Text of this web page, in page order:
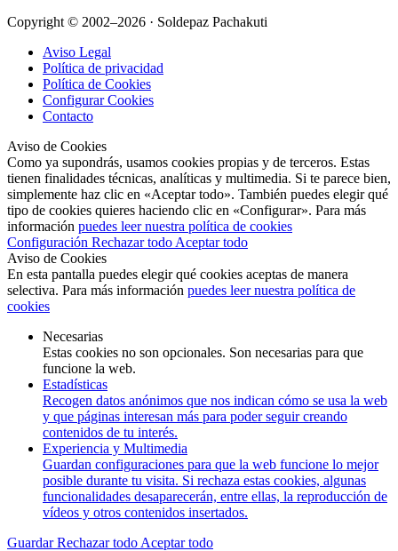
Copyright © 2002–2026 · Soldepaz Pachakuti
Aviso Legal
Política de privacidad
Política de Cookies
Configurar Cookies
Contacto
Aviso de Cookies
Como ya supondrás, usamos cookies propias y de terceros. Estas
tienen finalidades técnicas, analíticas y multimedia. Si te parece bien,
simplemente haz clic en «Aceptar todo». También puedes elegir qué
tipo de cookies quieres haciendo clic en «Configurar». Para más
información puedes leer nuestra política de cookies
Configuración Rechazar todo Aceptar todo
Aviso de Cookies
En esta pantalla puedes elegir qué cookies aceptas de manera
selectiva. Para más información puedes leer nuestra política de
cookies
Necesarias
Estas cookies no son opcionales. Son necesarias para que
funcione la web.
Estadísticas
Recogen datos anónimos que nos indican cómo se usa la web
y que páginas interesan más para poder seguir creando
contenidos de tu interés.
Experiencia y Multimedia
Guardan configuraciones para que la web funcione lo mejor
posible durante tu visita. Si rechaza estas cookies, algunas
funcionalidades desaparecerán, entre ellas, la reproducción de
vídeos y otros contenidos insertados.
GuardarRechazar todo Aceptar todo